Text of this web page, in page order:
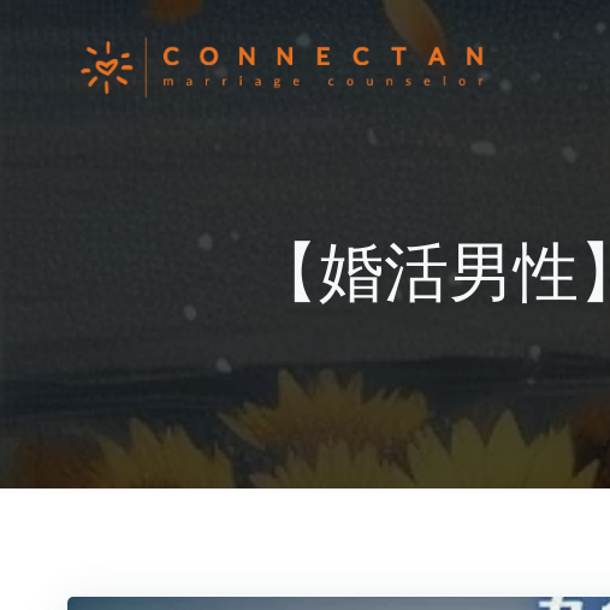
【婚活男